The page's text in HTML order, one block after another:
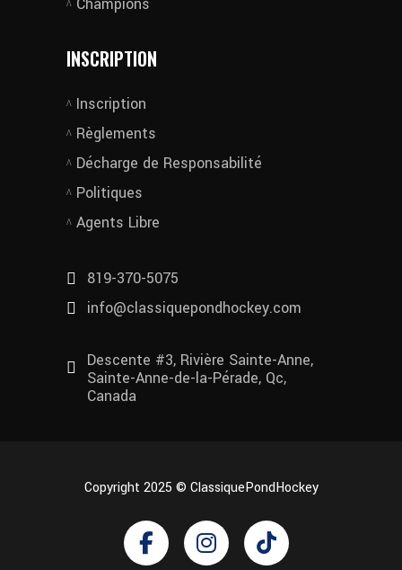
INSCRIPTION
Inscription
Règlements
Décharge de Responsabilité
Politiques
Agents Libre
819-370-5075
info@classiquepondhockey.com
Descente #3, Rivière Sainte-Anne,
Sainte-Anne-de-la-Pérade, Qc,
Canada
Copyright 2025 © ClassiquePondHockey